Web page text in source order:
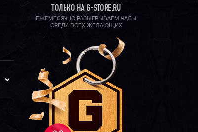
ТОЛЬКО НА G-STORE.RU
ЕЖЕМЕСЯЧНО РАЗЫГРЫВАЕМ ЧАСЫ
СРЕДИ ВСЕХ ЖЕЛАЮЩИХ